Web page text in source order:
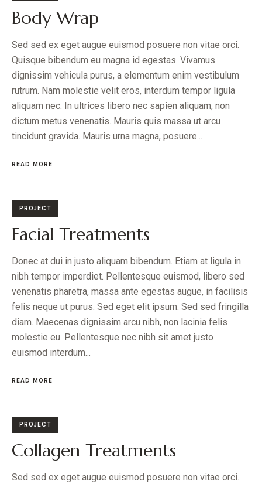
Body Wrap
Sed sed ex eget augue euismod posuere non vitae orci.
Quisque bibendum eu magna id egestas. Vivamus
dignissim vehicula purus, a elementum enim vestibulum
rutrum. Nam molestie velit eros, interdum tempor ligula
aliquam nec. In ultrices libero nec sapien aliquam, non
dictum metus venenatis. Mauris quis massa ut arcu
tincidunt gravida. Mauris urna magna, posuere...
READ MORE
PROJECT
Facial Treatments
Donec at dui in justo aliquam bibendum. Etiam at ligula in
nibh tempor imperdiet. Pellentesque euismod, libero sed
venenatis pharetra, massa ante egestas augue, in facilisis
felis neque ut purus. Sed eget elit ipsum. Sed sed fringilla
diam. Maecenas dignissim arcu nibh, non lacinia felis
molestie eu. Pellentesque nec nibh sit amet justo
euismod interdum...
READ MORE
PROJECT
Collagen Treatments
Sed sed ex eget augue euismod posuere non vitae orci.